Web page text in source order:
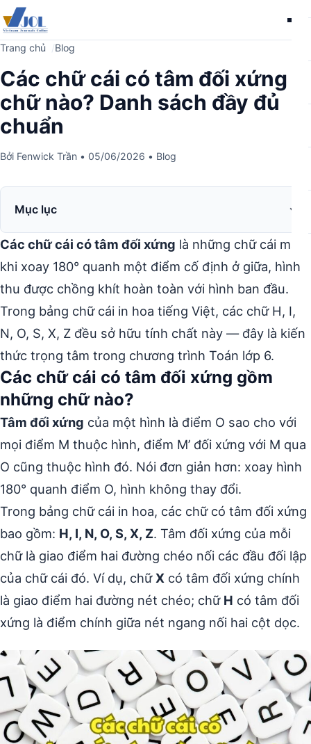
Trang chủ Blog
Các chữ cái có tâm đối xứng là
chữ nào? Danh sách đầy đủ
chuẩn
Bởi Fenwick Trần • 05/06/2026 • Blog
Mục lục
Các chữ cái có tâm đối xứng là những chữ cái mà
khi xoay 180° quanh một điểm cố định ở giữa, hình
thu được chồng khít hoàn toàn với hình ban đầu.
Trong bảng chữ cái in hoa tiếng Việt, các chữ H, I,
N, O, S, X, Z đều sở hữu tính chất này — đây là kiến
thức trọng tâm trong chương trình Toán lớp 6.
Các chữ cái có tâm đối xứng gồm
những chữ nào?
Tâm đối xứng của một hình là điểm O sao cho với
mọi điểm M thuộc hình, điểm M’ đối xứng với M qua
O cũng thuộc hình đó. Nói đơn giản hơn: xoay hình
180° quanh điểm O, hình không thay đổi.
Trong bảng chữ cái in hoa, các chữ có tâm đối xứng
bao gồm: H, I, N, O, S, X, Z. Tâm đối xứng của mỗi
chữ là giao điểm hai đường chéo nối các đầu đối lập
của chữ cái đó. Ví dụ, chữ X có tâm đối xứng chính
là giao điểm hai đường nét chéo; chữ H có tâm đối
xứng là điểm chính giữa nét ngang nối hai cột dọc.